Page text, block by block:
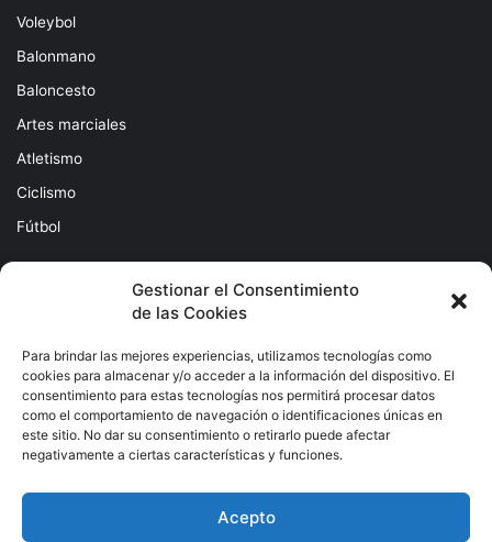
Gestionar el Consentimiento
de las Cookies
Para brindar las mejores experiencias, utilizamos tecnologías como
cookies para almacenar y/o acceder a la información del dispositivo. El
consentimiento para estas tecnologías nos permitirá procesar datos
como el comportamiento de navegación o identificaciones únicas en
este sitio. No dar su consentimiento o retirarlo puede afectar
negativamente a ciertas características y funciones.
Acepto
Voleybol
Balonmano
Baloncesto
Artes marciales
Atletismo
Ciclismo
Fútbol
Subscribete
correo